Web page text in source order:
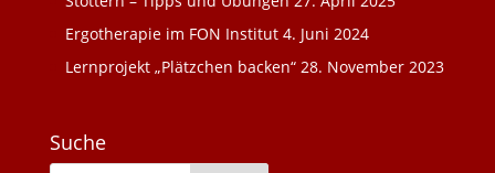
Ergotherapie im FON Institut 4. Juni 2024
Lernprojekt „Plätzchen backen“ 28. November 2023
Suche